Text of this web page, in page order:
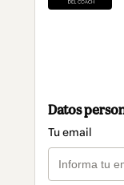
Datos
Tu email